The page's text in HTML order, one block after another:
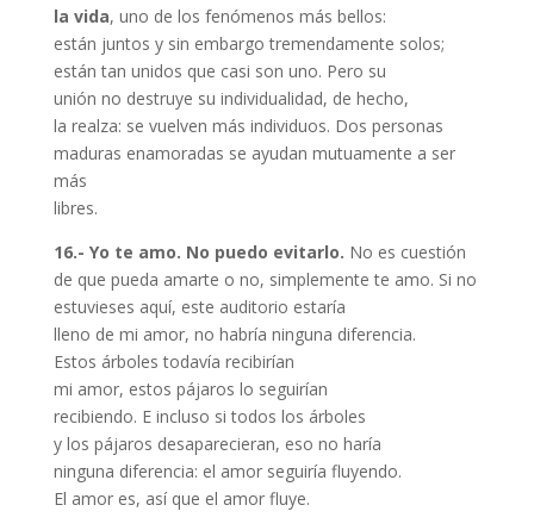
la vida, uno de los fenómenos más bellos:
están juntos y sin embargo tremendamente solos;
están tan unidos que casi son uno. Pero su
unión no destruye su individualidad, de hecho,
la realza: se vuelven más individuos. Dos personas
maduras enamoradas se ayudan mutuamente a ser
más
libres.
16.- Yo te amo. No puedo evitarlo. No es cuestión
de que pueda amarte o no, simplemente te amo. Si no
estuvieses aquí, este auditorio estaría
lleno de mi amor, no habría ninguna diferencia.
Estos árboles todavía recibirían
mi amor, estos pájaros lo seguirían
recibiendo. E incluso si todos los árboles
y los pájaros desaparecieran, eso no haría
ninguna diferencia: el amor seguiría fluyendo.
El amor es, así que el amor fluye.